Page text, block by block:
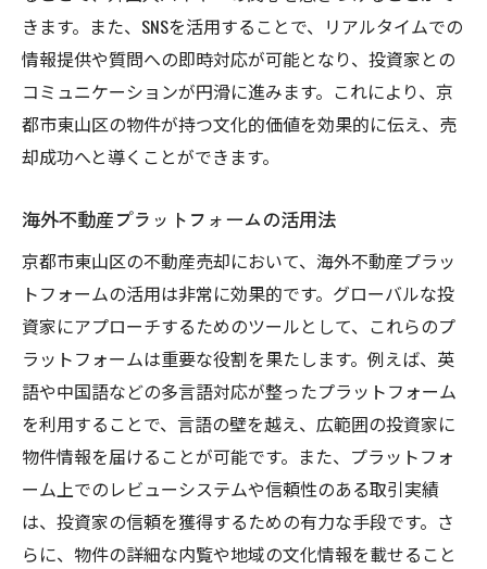
きます。また、SNSを活用することで、リアルタイムでの
情報提供や質問への即時対応が可能となり、投資家との
コミュニケーションが円滑に進みます。これにより、京
都市東山区の物件が持つ文化的価値を効果的に伝え、売
却成功へと導くことができます。
海外不動産プラットフォームの活用法
京都市東山区の不動産売却において、海外不動産プラッ
トフォームの活用は非常に効果的です。グローバルな投
資家にアプローチするためのツールとして、これらのプ
ラットフォームは重要な役割を果たします。例えば、英
語や中国語などの多言語対応が整ったプラットフォーム
を利用することで、言語の壁を越え、広範囲の投資家に
物件情報を届けることが可能です。また、プラットフォ
ーム上でのレビューシステムや信頼性のある取引実績
は、投資家の信頼を獲得するための有力な手段です。さ
らに、物件の詳細な内覧や地域の文化情報を載せること